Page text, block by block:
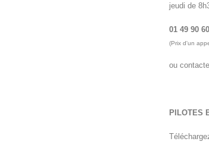
jeudi de
01 49 90
(Prix d'un
ou
PILOTES